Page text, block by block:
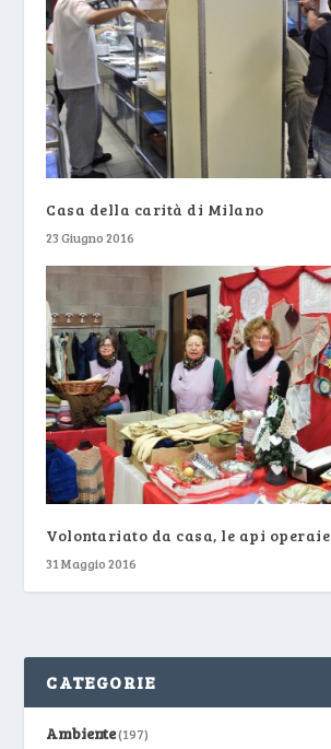
Casa della carità di Milano
23 Giugno 2016
Volontariato da casa, le api operaie
31 Maggio 2016
CATEGORIE
Ambiente(197)